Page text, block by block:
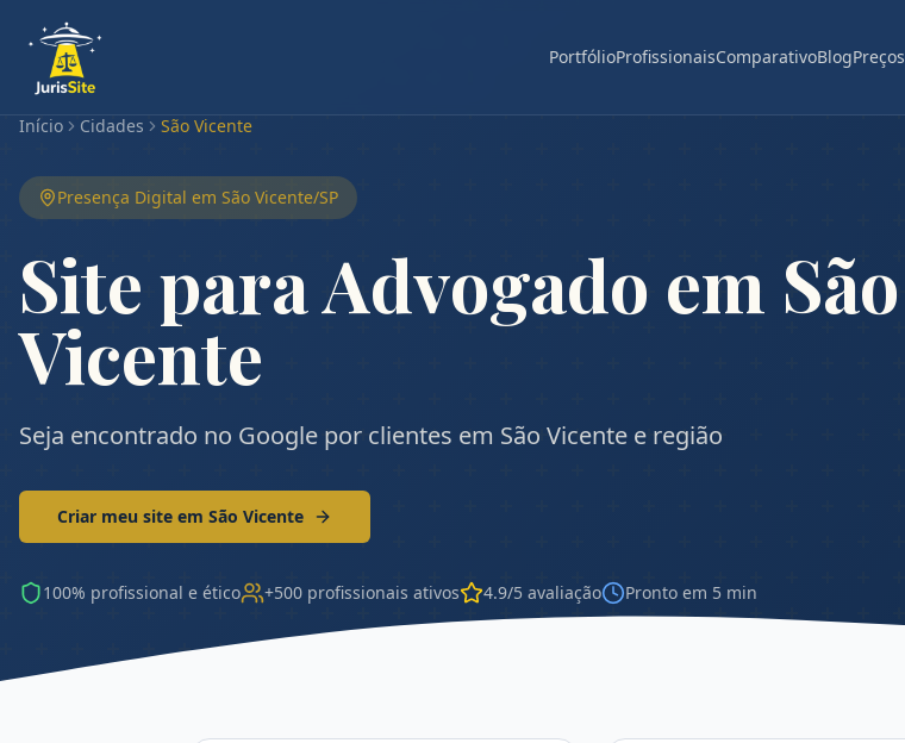
PortfólioProfissionaisComparativoBlogPreços
Início Cidades São Vicente
Presença Digital em São Vicente/SP
Site para Advogado em São
Vicente
Seja encontrado no Google por clientes em São Vicente e região
Criar meu site em São Vicente
100% profissional e ético +500 profissionais ativos 4.9/5 avaliação Pronto em 5 min